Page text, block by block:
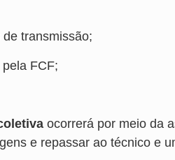
transmissão;
FCF;
ocorrerá por meio da
e repassar ao técnico e